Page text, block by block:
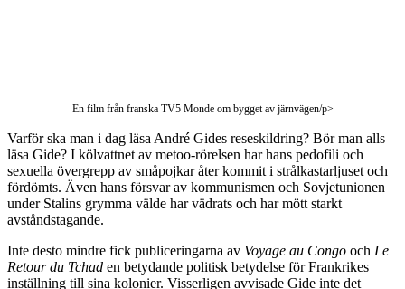
En film från franska TV5 Monde om bygget av järnvägen/p>
Varför ska man i dag läsa André Gides reseskildring? Bör man alls
läsa Gide? I kölvattnet av metoo-rörelsen har hans pedofili och
sexuella övergrepp av småpojkar åter kommit i strålkastarljuset och
fördömts. Även hans försvar av kommunismen och Sovjetunionen
under Stalins grymma välde har vädrats och har mött starkt
avståndstagande.
Inte desto mindre fick publiceringarna av Voyage au Congo och Le
Retour du Tchad en betydande politisk betydelse för Frankrikes
inställning till sina kolonier. Visserligen avvisade Gide inte det